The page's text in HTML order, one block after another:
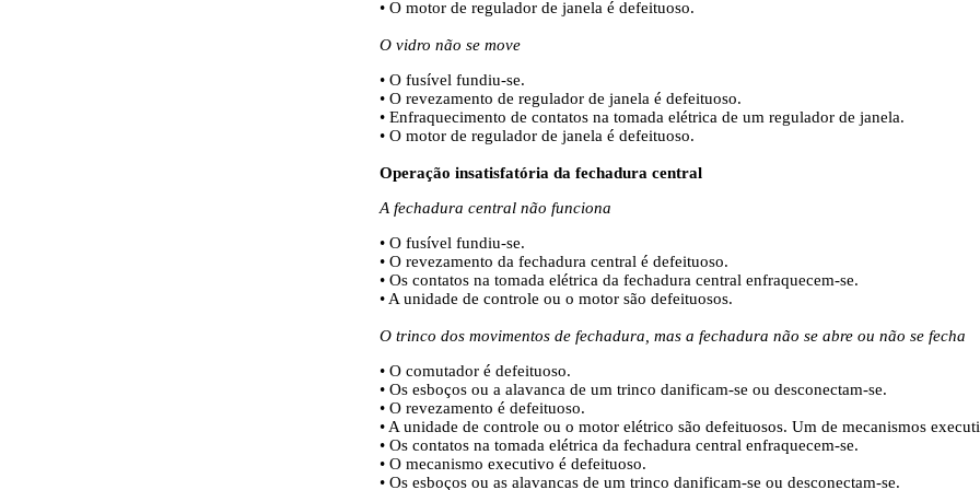
• O motor de regulador de janela é defeituoso.
O vidro não se move
• O fusível fundiu-se.
• O revezamento de regulador de janela é defeituoso.
• Enfraquecimento de contatos na tomada elétrica de um regulador de janela.
• O motor de regulador de janela é defeituoso.
Operação insatisfatória da fechadura central
A fechadura central não funciona
• O fusível fundiu-se.
• O revezamento da fechadura central é defeituoso.
• Os contatos na tomada elétrica da fechadura central enfraquecem-se.
• A unidade de controle ou o motor são defeituosos.
O trinco dos movimentos de fechadura, mas a fechadura não se abre ou não se fecha
• O comutador é defeituoso.
• Os esboços ou a alavanca de um trinco danificam-se ou desconectam-se.
• O revezamento é defeituoso.
• A unidade de controle ou o motor elétrico são defeituosos. Um de mecanismos
• Os contatos na tomada elétrica da fechadura central enfraquecem-se.
• O mecanismo executivo é defeituoso.
• Os esboços ou as alavancas de um trinco danificam-se ou desconectam-se.